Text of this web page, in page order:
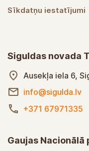
Sīkdatņu iestatījumi
Siguldas novada
Ausekļa iela 6,
info@sigulda.lv
+371 67971335
Gaujas